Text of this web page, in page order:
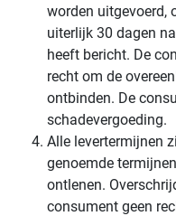
worden uitgevoerd,
uiterlijk 30 dagen
heeft bericht. De
recht om de
ontbinden. De
schadevergoeding.
Alle levertermijnen
genoemde
ontlenen.
consument geen